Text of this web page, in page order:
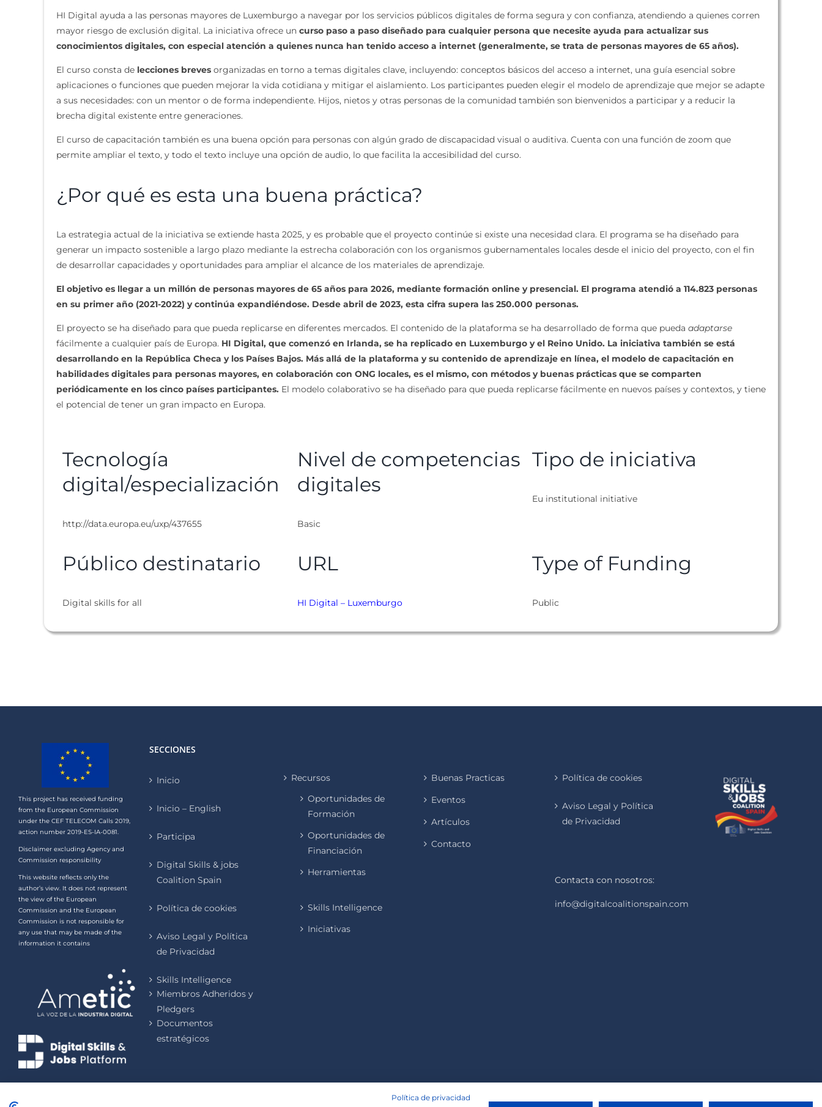
HI Digital ayuda a las personas mayores de Luxemburgo a navegar por los servicios públicos digitales de forma segura y con confianza, atendiendo a quienes corren
mayor riesgo de exclusión digital. La iniciativa ofrece un curso paso a paso diseñado para cualquier persona que necesite ayuda para actualizar sus
conocimientos digitales, con especial atención a quienes nunca han tenido acceso a internet (generalmente, se trata de personas mayores de 65 años).
El curso consta de lecciones breves organizadas en torno a temas digitales clave, incluyendo: conceptos básicos del acceso a internet, una guía esencial sobre
aplicaciones o funciones que pueden mejorar la vida cotidiana y mitigar el aislamiento. Los participantes pueden elegir el modelo de aprendizaje que mejor se adapte
a sus necesidades: con un mentor o de forma independiente. Hijos, nietos y otras personas de la comunidad también son bienvenidos a participar y a reducir la
brecha digital existente entre generaciones.
El curso de capacitación también es una buena opción para personas con algún grado de discapacidad visual o auditiva. Cuenta con una función de zoom que
permite ampliar el texto, y todo el texto incluye una opción de audio, lo que facilita la accesibilidad del curso.
¿Por qué es esta una buena práctica?
La estrategia actual de la iniciativa se extiende hasta 2025, y es probable que el proyecto continúe si existe una necesidad clara. El programa se ha diseñado para
generar un impacto sostenible a largo plazo mediante la estrecha colaboración con los organismos gubernamentales locales desde el inicio del proyecto, con el fin
de desarrollar capacidades y oportunidades para ampliar el alcance de los materiales de aprendizaje.
El objetivo es llegar a un millón de personas mayores de 65 años para 2026, mediante formación online y presencial. El programa atendió a 114.823 personas
en su primer año (2021-2022) y continúa expandiéndose. Desde abril de 2023, esta cifra supera las 250.000 personas.
El proyecto se ha diseñado para que pueda replicarse en diferentes mercados. El contenido de la plataforma se ha desarrollado de forma que pueda adaptarse
fácilmente a cualquier país de Europa. HI Digital, que comenzó en Irlanda, se ha replicado en Luxemburgo y el Reino Unido. La iniciativa también se está
desarrollando en la República Checa y los Países Bajos. Más allá de la plataforma y su contenido de aprendizaje en línea, el modelo de capacitación en
habilidades digitales para personas mayores, en colaboración con ONG locales, es el mismo, con métodos y buenas prácticas que se comparten
periódicamente en los cinco países participantes. El modelo colaborativo se ha diseñado para que pueda replicarse fácilmente en nuevos países y contextos, y tiene
el potencial de tener un gran impacto en Europa.
Tecnología
digital/especialización
http://data.europa.eu/uxp/437655
Nivel de competencias
digitales
Basic
Tipo de iniciativa
Eu institutional initiative
Público destinatario
Digital skills for all
URL
HI Digital – Luxemburgo
Type of Funding
Public
This project has received funding
from the European Commission
under the CEF TELECOM Calls 2019,
action number 2019-ES-IA-0081.
Disclaimer excluding Agency and
Commission responsibility
This website reflects only the
author’s view. It does not represent
the view of the European
Commission and the European
Commission is not responsible for
any use that may be made of the
information it contains
SECCIONES
Inicio
Inicio – English
Participa
Digital Skills & jobs
Coalition Spain
Política de cookies
Aviso Legal y Política
de Privacidad
Skills Intelligence
Miembros Adheridos y
Pledgers
Documentos
estratégicos
Recursos
Oportunidades de
Formación
Oportunidades de
Financiación
Herramientas
Skills Intelligence
Iniciativas
Buenas Practicas
Eventos
Artículos
Contacto
Política de cookies
Aviso Legal y Política
de Privacidad
Contacta con nosotros:
info@digitalcoalitionspain.com
Política de privacidad